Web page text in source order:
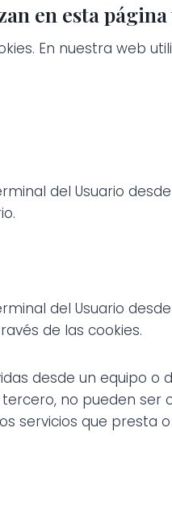
en esta página
En nuestra web
del Usuario
del Usuario
de las cookies.
desde un equipo
no pueden ser
servicios que